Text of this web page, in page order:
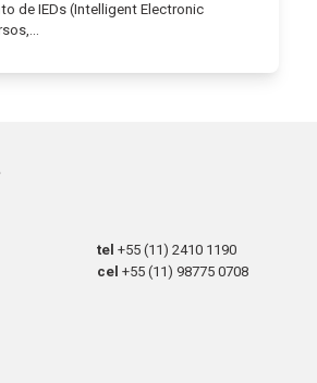
de IEDs (Intelligent Electronic
tel+55 (11) 2410 1190
cel+55 (11) 98775 0708